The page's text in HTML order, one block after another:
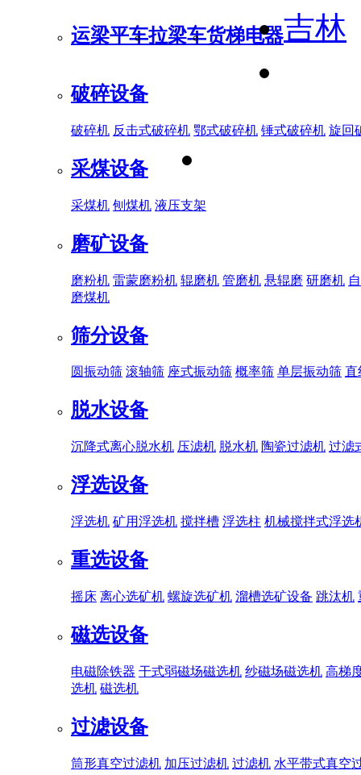
运梁平车拉梁车货梯电器
破碎设备
破碎机 反击式破碎机 鄂式破碎机 锤式破碎机 旋回
采煤设备
采煤机 刨煤机 液压支架
磨矿设备
磨粉机 雷蒙磨粉机 辊磨机 管磨机 悬辊磨 研磨机
磨煤机
筛分设备
圆振动筛 滚轴筛 座式振动筛 概率筛 单层振动筛 直
脱水设备
沉降式离心脱水机 压滤机 脱水机 陶瓷过滤机 过滤
浮选设备
浮选机 矿用浮选机 搅拌槽 浮选柱 机械搅拌式浮选
重选设备
摇床 离心选矿机 螺旋选矿机 溜槽选矿设备 跳汰机
磁选设备
电磁除铁器 干式弱磁场磁选机 纱磁场磁选机 高梯
选机 磁选机
过滤设备
筒形真空过滤机 加压过滤机 过滤机 水平带式真空
吉林